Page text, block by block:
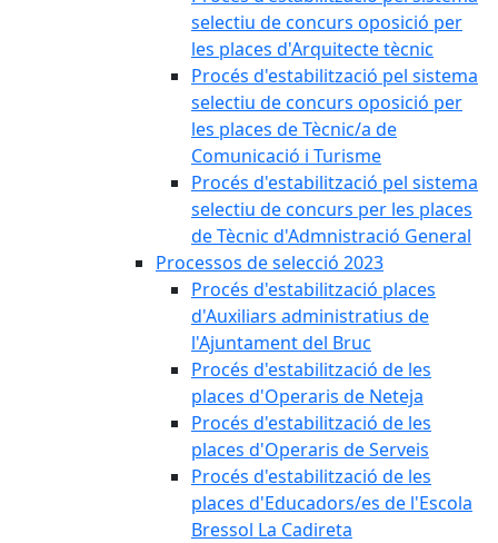
selectiu de concurs oposició per
les places d'Arquitecte tècnic
Procés d'estabilització pel sistema
selectiu de concurs oposició per
les places de Tècnic/a de
Comunicació i Turisme
Procés d'estabilització pel sistema
selectiu de concurs per les places
de Tècnic d'Admnistració General
Processos de selecció 2023
Procés d'estabilització places
d'Auxiliars administratius de
l'Ajuntament del Bruc
Procés d'estabilització de les
places d'Operaris de Neteja
Procés d'estabilització de les
places d'Operaris de Serveis
Procés d'estabilització de les
places d'Educadors/es de l'Escola
Bressol La Cadireta